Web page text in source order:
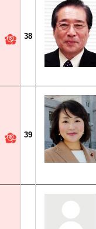
38
39